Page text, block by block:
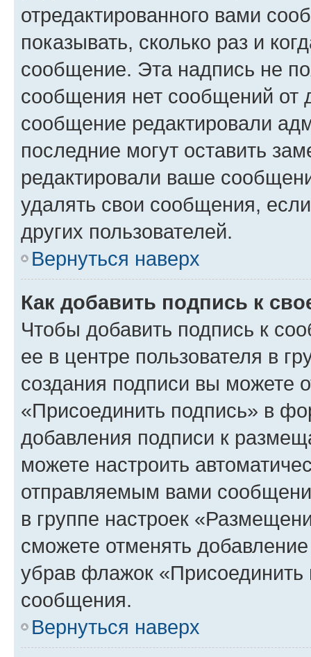
отредактированного вами
показывать, сколько раз и
сообщение. Эта надпись не
сообщения нет сообщений от
сообщение редактировали
последние могут оставить
редактировали ваше
удалять свои сообщения,
других пользователей.
Вернуться наверх
Как добавить подпись к
Чтобы добавить подпись к
ее в центре пользователя в
создания подписи вы можете
«Присоединить подпись» в
добавления подписи к
можете настроить
отправляемым вами
в группе настроек
сможете отменять
убрав флажок
сообщения.
Вернуться наверх